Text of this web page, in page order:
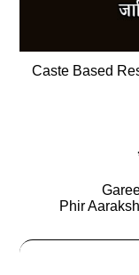
Caste Based
Phir